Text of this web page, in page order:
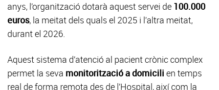
anys, l’organització dotarà aquest servei de 100.000
euros, la meitat dels quals el 2025 i l’altra meitat,
durant el 2026.
Aquest sistema d’atenció al pacient crònic complex
permet la seva monitorització a domicili en temps
real de forma remota des de l’Hospital, així com la